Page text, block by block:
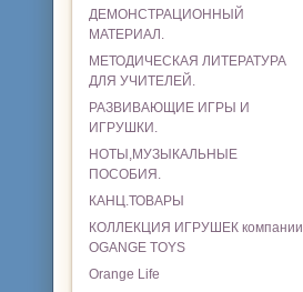
ДЕМОНСТРАЦИОННЫЙ
МАТЕРИАЛ.
МЕТОДИЧЕСКАЯ ЛИТЕРАТУРА
ДЛЯ УЧИТЕЛЕЙ.
РАЗВИВАЮЩИЕ ИГРЫ И
ИГРУШКИ.
НОТЫ,МУЗЫКАЛЬНЫЕ
ПОСОБИЯ.
КАНЦ.ТОВАРЫ
КОЛЛЕКЦИЯ ИГРУШЕК компании
OGANGE TOYS
Orange Life